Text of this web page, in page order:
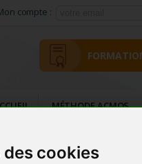
cookies
compte :
MÉTHODE ACMOS